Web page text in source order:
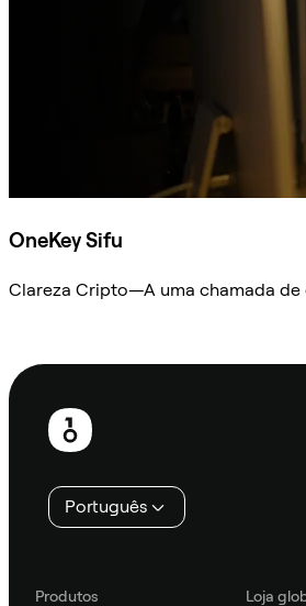
OneKey Sifu
Clareza Cripto—A uma chamada de
Rodapé
Português
Produtos
Loja